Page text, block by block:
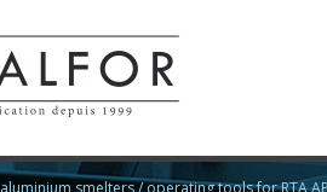
aluminium smelters / operating tools for RTA